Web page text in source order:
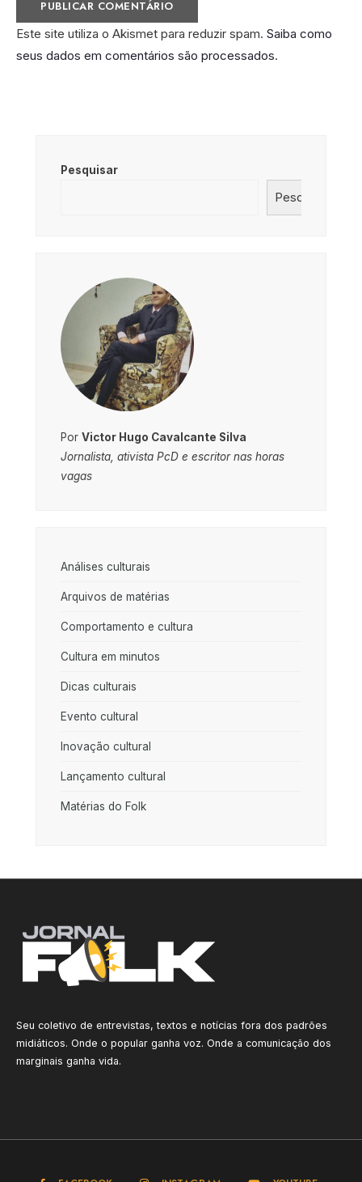
Este site utiliza o Akismet para reduzir spam. Saiba como
seus dados em comentários são processados.
Pesquisar
Pesquisar
Por Victor Hugo Cavalcante Silva
Jornalista, ativista PcD e escritor nas horas
vagas
Análises culturais
Arquivos de matérias
Comportamento e cultura
Cultura em minutos
Dicas culturais
Evento cultural
Inovação cultural
Lançamento cultural
Matérias do Folk
Seu coletivo de entrevistas, textos e notícias fora dos padrões
midiáticos. Onde o popular ganha voz. Onde a comunicação dos
marginais ganha vida.